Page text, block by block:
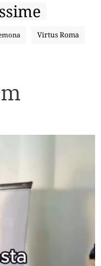
Virtus Roma